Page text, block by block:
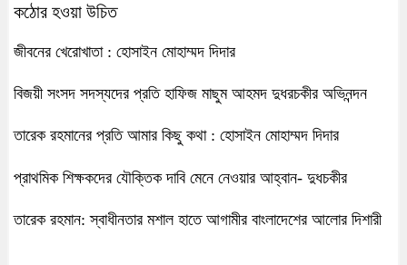
কঠোর হওয়া উচিত
জীবনের খেরোখাতা : হোসাইন মোহাম্মদ দিদার
বিজয়ী সংসদ সদস্যদের প্রতি হাফিজ মাছুম আহমদ দুধরচকীর অভিনন্দন
তারেক রহমানের প্রতি আমার কিছু কথা : হোসাইন মোহাম্মদ দিদার
প্রাথমিক শিক্ষকদের যৌক্তিক দাবি মেনে নেওয়ার আহ্বান- দুধচকীর
তারেক রহমান: স্বাধীনতার মশাল হাতে আগামীর বাংলাদেশের আলোর দিশারী